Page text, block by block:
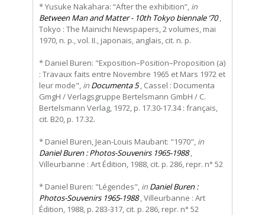
* Yusuke Nakahara: “After the exhibition”, in
Between Man and Matter - 10th Tokyo biennale ‘70,
Tokyo : The Mainichi Newspapers, 2 volumes, mai
1970, n. p., vol. II., japonais, anglais, cit. n. p.
* Daniel Buren: "Exposition–Position–Proposition (a)
: Travaux faits entre Novembre 1965 et Mars 1972 et
leur mode", in Documenta 5, Cassel : Documenta
GmgH / Verlagsgruppe Bertelsmann GmbH / C.
Bertelsmann Verlag, 1972, p. 17.30-17.34 : français,
cit. B20, p. 17.32.
* Daniel Buren, Jean-Louis Maubant: "1970", in
Daniel Buren : Photos-Souvenirs 1965-1988,
Villeurbanne : Art Édition, 1988, cit. p. 286, repr. n° 52
* Daniel Buren: "Légendes", in Daniel Buren :
Photos-Souvenirs 1965-1988, Villeurbanne : Art
Édition, 1988, p. 283-317, cit. p. 286, repr. n° 52